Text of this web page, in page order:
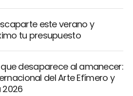
este verano y
tu presupuesto
desaparece al amanecer:
del Arte Efímero y
2026